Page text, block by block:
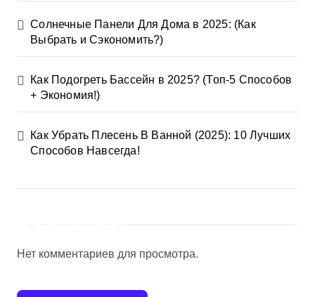
Солнечные Панели Для Дома в 2025: (Как
Выбрать и Сэкономить?)
Как Подогреть Бассейн в 2025? (Топ-5 Способов
+ Экономия!)
Как Убрать Плесень В Ванной (2025): 10 Лучших
Способов Навсегда!
Нет комментариев для просмотра.